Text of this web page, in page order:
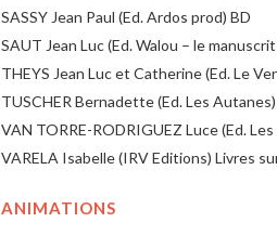
SASSY Jean Paul (Ed. Ardos prod) BD
SAUT Jean Luc (Ed. Walou – le
THEYS Jean Luc et Catherine (Ed. Le
TUSCHER Bernadette (Ed. Les
VAN TORRE-RODRIGUEZ Luce (Ed.
VARELA Isabelle (IRV Editions) Livres
ANIMATIONS